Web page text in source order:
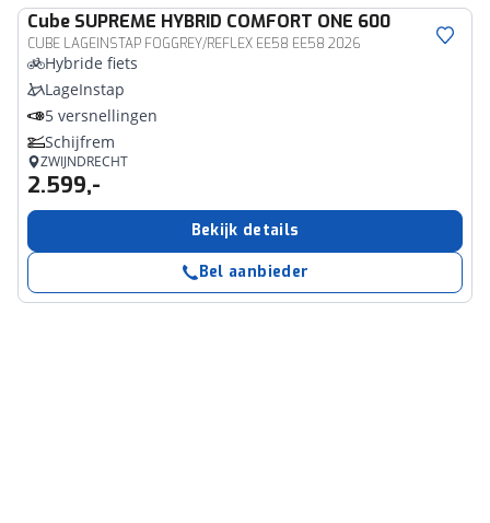
Cube SUPREME HYBRID COMFORT ONE 600
CUBE LAGEINSTAP FOGGREY/REFLEX EE58 EE58 2026
Hybride fiets
LageInstap
5 versnellingen
Schijfrem
ZWIJNDRECHT
2.599,-
Bekijk details
Bel aanbieder